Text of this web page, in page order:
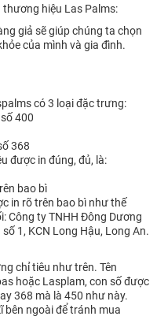
hiệu Las Palms:
giả sẽ giúp chúng ta chọn
của mình và gia đình.
có 3 loại đặc trưng:
400
368
được in đúng, đủ, là:
bao bì
in rõ trên bao bì như thế
Công ty TNHH Đông Dương
1, KCN Long Hậu, Long An.
chỉ tiêu như trên. Tên
hoặc Lasplam, con số được
368 mà là 450 như này.
bên ngoài để tránh mua